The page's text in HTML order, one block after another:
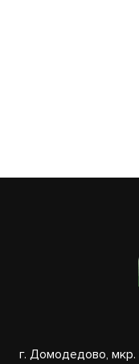
г. Домодедово, мкр.